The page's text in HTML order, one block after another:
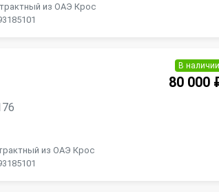
из ОАЭ Крос
из ОАЭ Крос
В наличии
80 000